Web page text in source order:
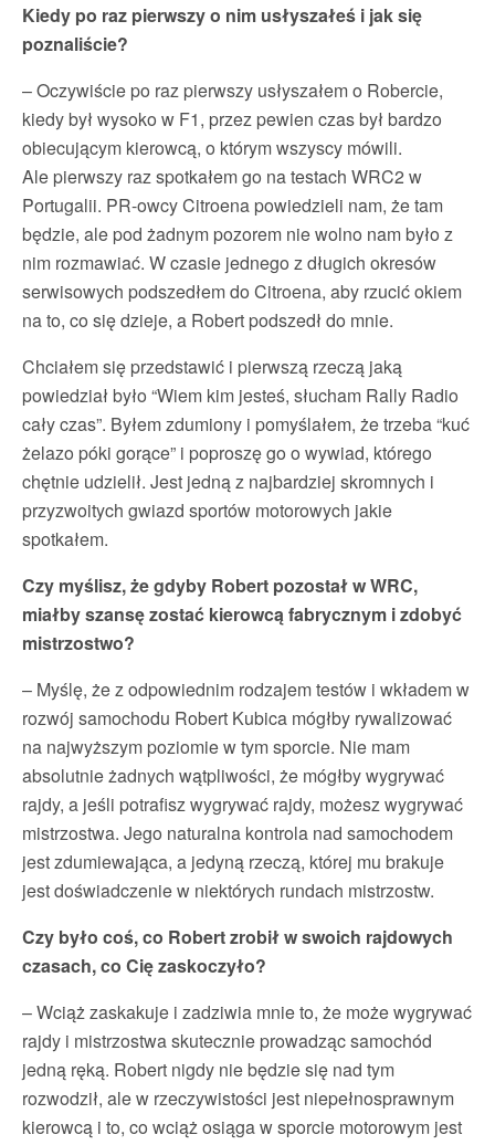
Kiedy po raz pierwszy o nim usłyszałeś i jak się
poznaliście?
– Oczywiście po raz pierwszy usłyszałem o Robercie,
kiedy był wysoko w F1, przez pewien czas był bardzo
obiecującym kierowcą, o którym wszyscy mówili.
Ale pierwszy raz spotkałem go na testach WRC2 w
Portugalii. PR-owcy Citroena powiedzieli nam, że tam
będzie, ale pod żadnym pozorem nie wolno nam było z
nim rozmawiać. W czasie jednego z długich okresów
serwisowych podszedłem do Citroena, aby rzucić okiem
na to, co się dzieje, a Robert podszedł do mnie.
Chciałem się przedstawić i pierwszą rzeczą jaką
powiedział było “Wiem kim jesteś, słucham Rally Radio
cały czas”. Byłem zdumiony i pomyślałem, że trzeba “kuć
żelazo póki gorące” i poproszę go o wywiad, którego
chętnie udzielił. Jest jedną z najbardziej skromnych i
przyzwoitych gwiazd sportów motorowych jakie
spotkałem.
Czy myślisz, że gdyby Robert pozostał w WRC,
miałby szansę zostać kierowcą fabrycznym i zdobyć
mistrzostwo?
– Myślę, że z odpowiednim rodzajem testów i wkładem w
rozwój samochodu Robert Kubica mógłby rywalizować
na najwyższym poziomie w tym sporcie. Nie mam
absolutnie żadnych wątpliwości, że mógłby wygrywać
rajdy, a jeśli potrafisz wygrywać rajdy, możesz wygrywać
mistrzostwa. Jego naturalna kontrola nad samochodem
jest zdumiewająca, a jedyną rzeczą, której mu brakuje
jest doświadczenie w niektórych rundach mistrzostw.
Czy było coś, co Robert zrobił w swoich rajdowych
czasach, co Cię zaskoczyło?
– Wciąż zaskakuje i zadziwia mnie to, że może wygrywać
rajdy i mistrzostwa skutecznie prowadząc samochód
jedną ręką. Robert nigdy nie będzie się nad tym
rozwodził, ale w rzeczywistości jest niepełnosprawnym
kierowcą i to, co wciąż osiąga w sporcie motorowym jest